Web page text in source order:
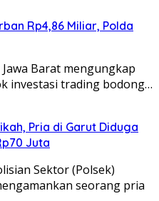
Rp4,86 Miliar, Polda
Barat mengungkap
investasi trading bodong…
Pria di Garut Diduga
Juta
Sektor (Polsek)
seorang pria